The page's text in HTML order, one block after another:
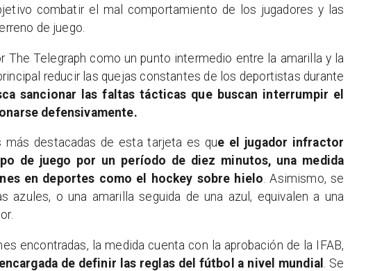
combatir el mal comportamiento de los jugadores y las
de juego.
The Telegraph como un punto intermedio entre la amarilla y la
reducir las quejas constantes de los deportistas durante
sancionar las faltas tácticas que buscan interrumpir el
defensivamente.
más destacadas de esta tarjeta es que el jugador infractor
de juego por un período de diez minutos, una medida
en deportes como el hockey sobre hielo. Asimismo, se
azules, o una amarilla seguida de una azul, equivalen a una
encontradas, la medida cuenta con la aprobación de la IFAB,
de definir las reglas del fútbol a nivel mundial
. Se